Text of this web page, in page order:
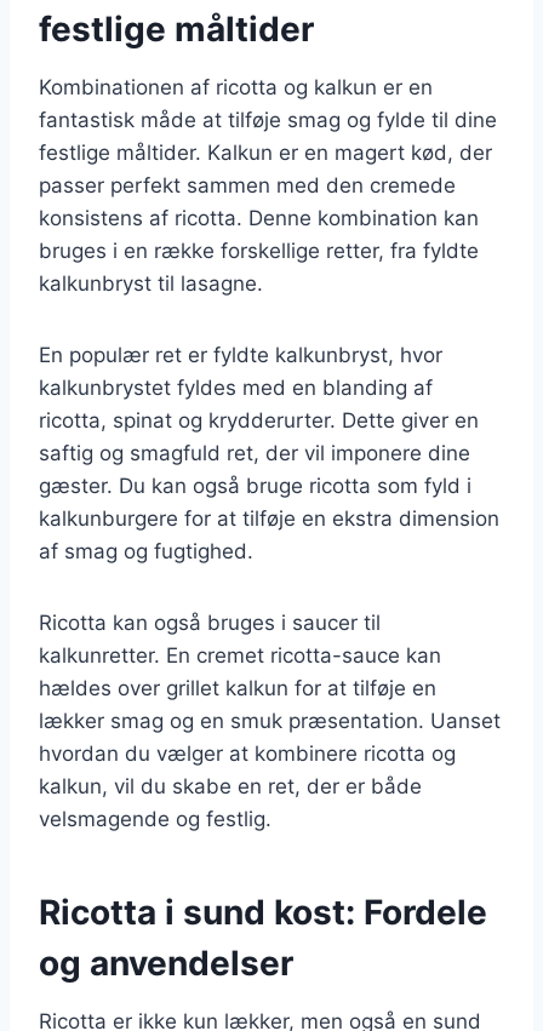
festlige måltider
Kombinationen af ricotta og kalkun er en
fantastisk måde at tilføje smag og fylde til dine
festlige måltider. Kalkun er en magert kød, der
passer perfekt sammen med den cremede
konsistens af ricotta. Denne kombination kan
bruges i en række forskellige retter, fra fyldte
kalkunbryst til lasagne.
En populær ret er fyldte kalkunbryst, hvor
kalkunbrystet fyldes med en blanding af
ricotta, spinat og krydderurter. Dette giver en
saftig og smagfuld ret, der vil imponere dine
gæster. Du kan også bruge ricotta som fyld i
kalkunburgere for at tilføje en ekstra dimension
af smag og fugtighed.
Ricotta kan også bruges i saucer til
kalkunretter. En cremet ricotta-sauce kan
hældes over grillet kalkun for at tilføje en
lækker smag og en smuk præsentation. Uanset
hvordan du vælger at kombinere ricotta og
kalkun, vil du skabe en ret, der er både
velsmagende og festlig.
Ricotta i sund kost: Fordele
og anvendelser
Ricotta er ikke kun lækker, men også en sund